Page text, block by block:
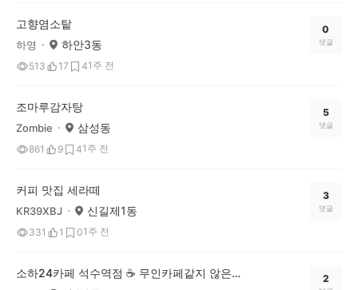
고향염소탙
하영 하안3동
513 17 41주 전
0
댓글
조마루감자탕
Zombie 삼성동
861 9 41주 전
5
댓글
커피 맛집 세라떼
KR39XBJ 신길제1동
331 1 01주 전
3
댓글
소하24카페 석수역점 ☕️ 무인카페같지 않은 무인카페 2